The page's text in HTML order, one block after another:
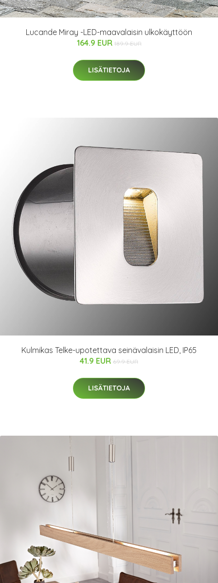
Lucande Miray -LED-maavalaisin ulkokäyttöön
164.9 EUR 189.9 EUR
LISÄTIETOJA
Kulmikas Telke-upotettava seinävalaisin LED, IP65
41.9 EUR 69.9 EUR
LISÄTIETOJA